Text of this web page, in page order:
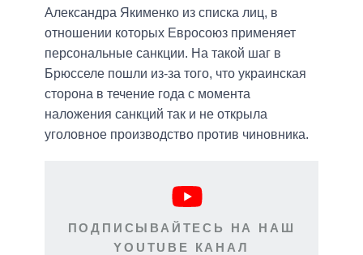
Александра Якименко из списка лиц, в
отношении которых Евросоюз применяет
персональные санкции. На такой шаг в
Брюсселе пошли из-за того, что украинская
сторона в течение года с момента
наложения санкций так и не открыла
уголовное производство против чиновника.
ПОДПИСЫВАЙТЕСЬ НА НАШ
YOUTUBE КАНАЛ